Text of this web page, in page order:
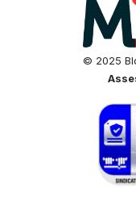
© 2025